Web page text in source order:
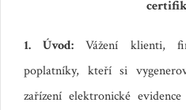
1. Úvod:Vážení klienti, f
poplatníky, kteří si
zařízení elektronické